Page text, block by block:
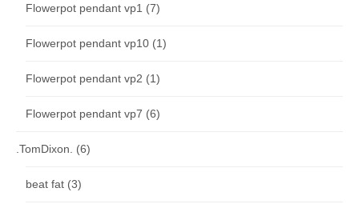
Flowerpot pendant vp1 (7)
Flowerpot pendant vp10 (1)
Flowerpot pendant vp2 (1)
Flowerpot pendant vp7 (6)
.TomDixon. (6)
beat fat (3)